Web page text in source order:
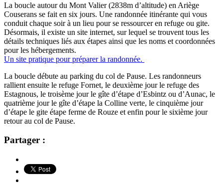
La boucle autour du Mont Valier (2838m d’altitude) en Ariège
Couserans se fait en six jours. Une randonnée itinérante qui vous
conduit chaque soir à un lieu pour se ressourcer en refuge ou gite.
Désormais, il existe un site internet, sur lequel se trouvent tous les
détails techniques liés aux étapes ainsi que les noms et coordonnées
pour les hébergements.
Un site pratique pour préparer la randonnée.
La boucle débute au parking du col de Pause. Les randonneurs
rallient ensuite le refuge Fornet, le deuxième jour le refuge des
Estagnous, le troisème jour le gîte d’étape d’Esbintz ou d’Aunac, le
quatrième jour le gîte d’étape la Colline verte, le cinquième jour
d’étape le gite étape ferme de Rouze et enfin pour le sixième jour
retour au col de Pause.
Partager :